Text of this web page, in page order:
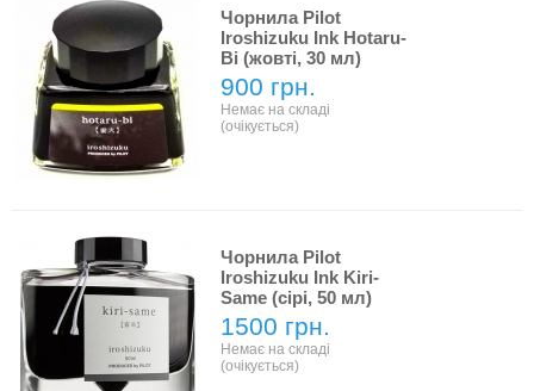
Чорнила Pilot
Iroshizuku Ink Hotaru-
Bi (жовті, 30 мл)
900 грн.
Немає на складі
(очікується)
Чорнила Pilot
Iroshizuku Ink Kiri-
Same (сірі, 50 мл)
1500 грн.
Немає на складі
(очікується)